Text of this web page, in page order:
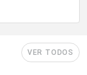
VER TODOS